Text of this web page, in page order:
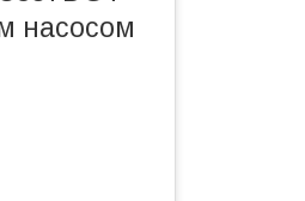
насосом